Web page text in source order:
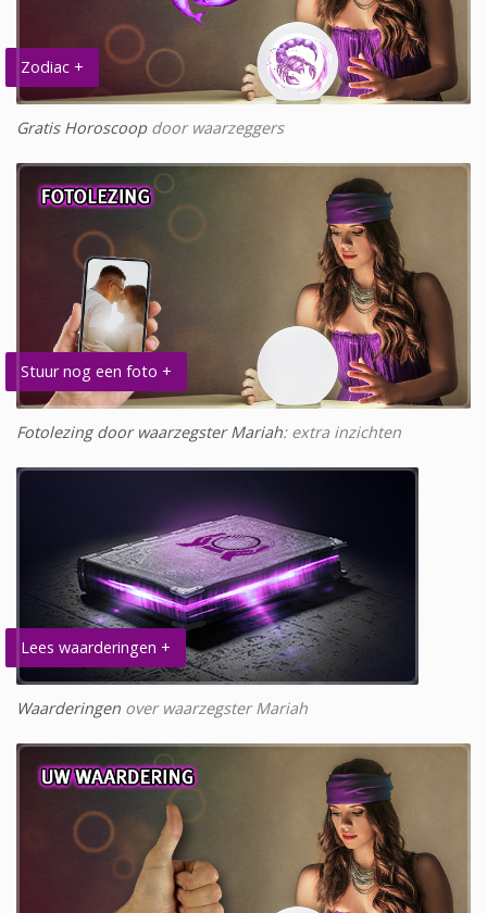
Zodiac +
Gratis Horoscoopdoor waarzeggers
Stuur nog een foto +
Fotolezing door waarzegster Mariah: extra inzichten
Lees waarderingen +
Waarderingen over waarzegster Mariah